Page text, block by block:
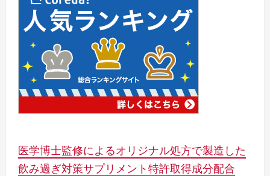
医学博士監修によるオリジナル処方で製造した
飲み過ぎ対策サプリメント特許取得成分配合